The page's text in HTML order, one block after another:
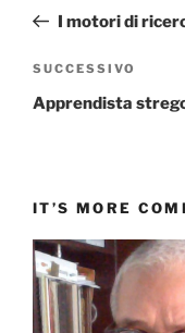
precedente:
I motori di
Articolo
successivo
SUCCESSIVO
Apprendista
IT’S MORE